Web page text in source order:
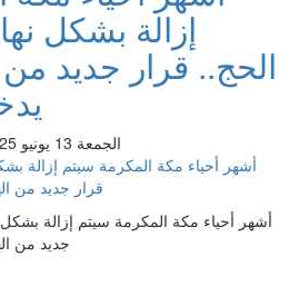
إزالة بشكل
الحج.. قرار جديد من
الجمعة 13 يونيو 2025 09:59 مساءً
أشهر أحياء مكة المكرمة سيتم إزالة
جديد من